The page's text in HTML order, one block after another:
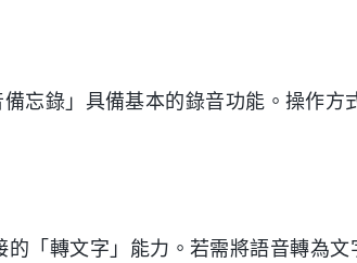
忘錄」具備基本的錄音功能。操作方
「轉文字」能力。若需將語音轉為文